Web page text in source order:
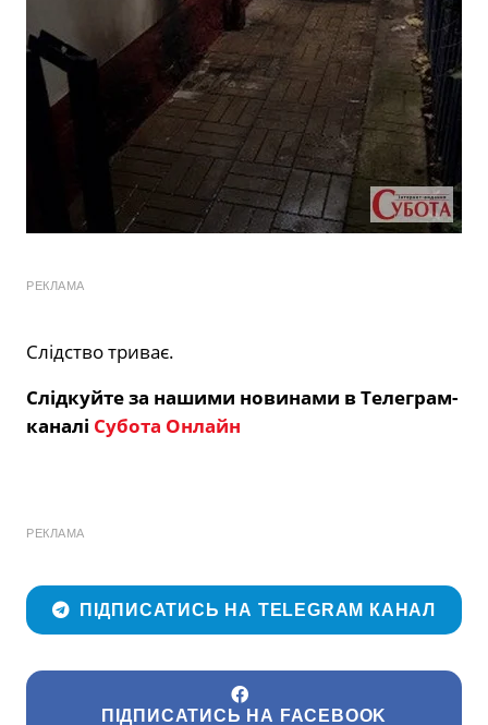
РЕКЛАМА
Слідство триває.
Слідкуйте за нашими новинами в Телеграм-
каналі Субота Онлайн
РЕКЛАМА
ПІДПИСАТИСЬ НА TELEGRAM КАНАЛ
ПІДПИСАТИСЬ НА FACEBOOK